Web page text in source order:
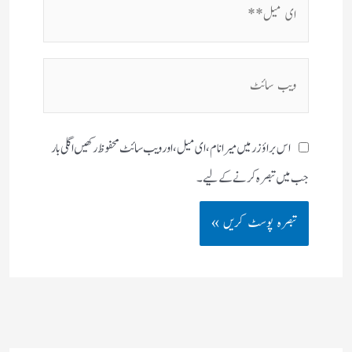
اس براؤزر میں میرا نام، ای میل، اور ویب سائٹ محفوظ رکھیں اگلی بار
جب میں تبصرہ کرنے کےلیے۔